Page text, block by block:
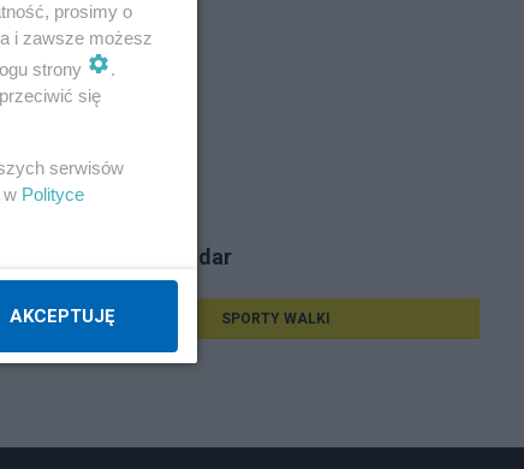
Tematy Bogodar
SPORTY WALKI
prosimy o
i zawsze możesz
strony
.
się
serwisów
w Polityce
AKCEPTUJĘ